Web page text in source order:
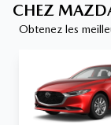
CHEZ
Obtenez les